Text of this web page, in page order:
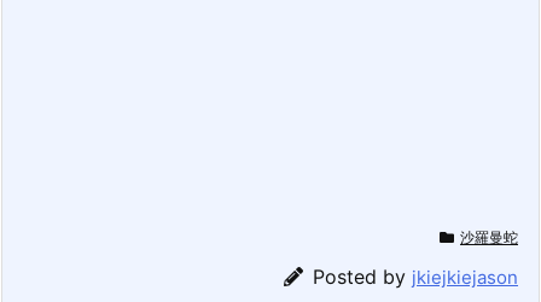
沙羅曼蛇
Posted by jkiejkiejason